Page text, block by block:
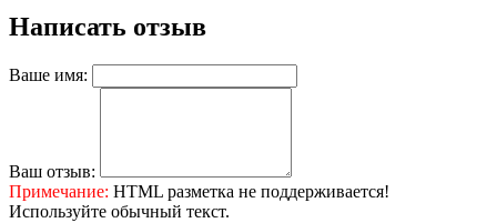
Написать отзыв
Ваше имя:
Ваш отзыв:
Примечание: HTML разметка не поддерживается!
Используйте обычный текст.